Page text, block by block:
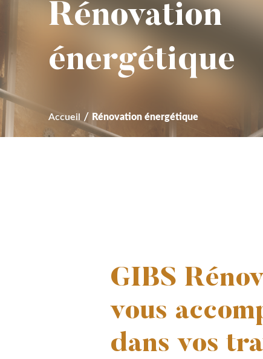
Rénovation
énergétique
Accueil / Rénovation énergétique
GIBS
vous
dans vos